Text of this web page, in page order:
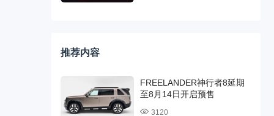
推荐内容
FREELANDER神行者8延期
至8月14日开启预售
3120